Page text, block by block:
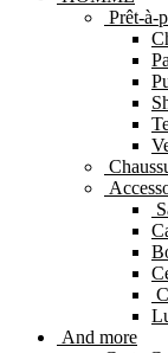
Prêt-à-
And more